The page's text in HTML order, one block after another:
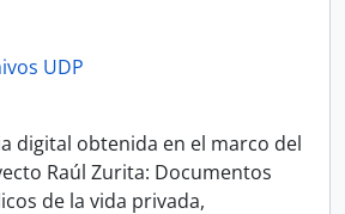
UDP
digital obtenida en el marco del
Raúl Zurita: Documentos
de la vida privada,